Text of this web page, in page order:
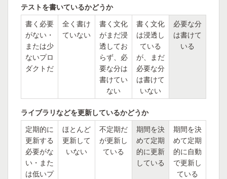
テストを書いているかどうか
書く必要
がない・
または少
ないプロ
ダクトだ
全く書け
ていない
書く文化
がまだ浸
透してお
らず、必
要な分は
書けてい
ない
書く文化
は浸透し
ている
が、まだ
必要な分
は書けて
いない
必要な分
は書けて
いる
ライブラリなどを更新しているかどうか
定期的に
更新する
必要がな
い・また
は低いプ
ほとんど
更新して
いない
不定期だ
が更新し
ている
期間を決
めて定期
的に更新
している
期間を決
めて定期
的に自動
で更新し
ている